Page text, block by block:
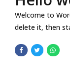
Welcome to
delete it, then